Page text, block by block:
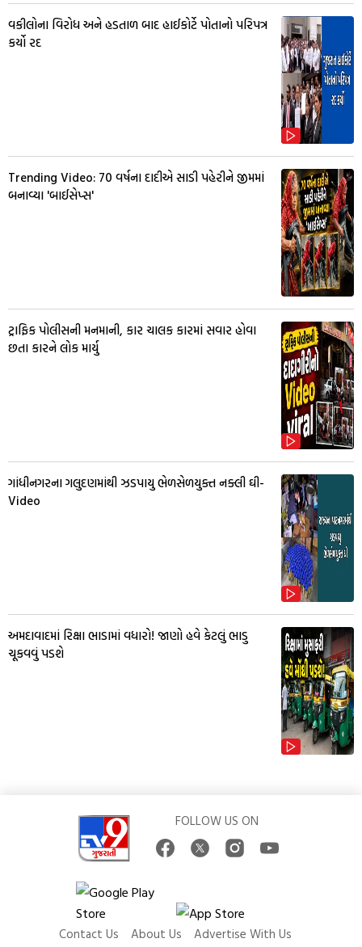
વકીલોના વિરોધ અને હડતાળ બાદ હાઈકોર્ટે પોતાનો પરિપત્ર
કર્યો રદ
Trending Video: 70 વર્ષના દાદીએ સાડી પહેરીને જીમમાં
બનાવ્યા 'બાઈસેપ્સ'
ટ્રાફિક પોલીસની મનમાની, કાર ચાલક કારમાં સવાર હોવા
છતા કારને લોક માર્યુ
ગાંધીનગરના ગલુદણમાંથી ઝડપાયુ ભેળસેળયુક્ત નક્લી ઘી-
Video
અમદાવાદમાં રિક્ષા ભાડામાં વધારો! જાણો હવે કેટલું ભાડુ
ચૂકવવું પડશે
FOLLOW US ON
Contact Us About Us Advertise With Us